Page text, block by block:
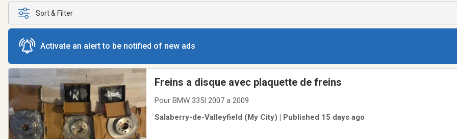
Sort & Filter
Activate an alert to be notified of new ads
Freins a disque avec plaquette de freins
Pour BMW 335I 2007 a 2009
Salaberry-de-Valleyfield (My City) | Published 15 days ago